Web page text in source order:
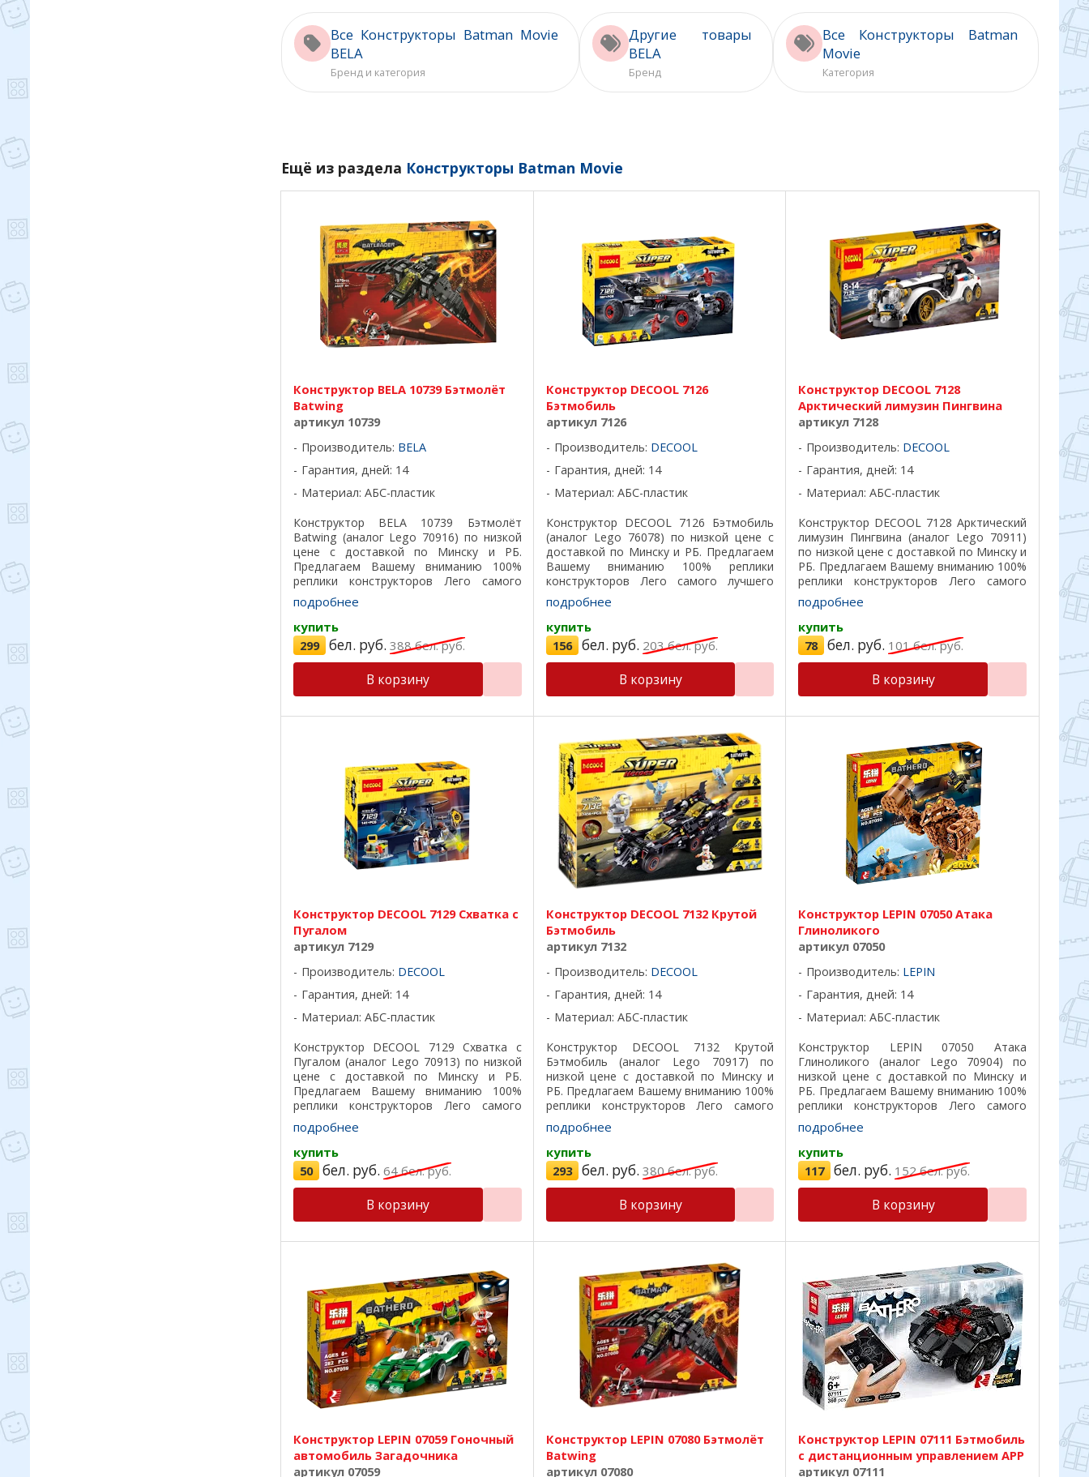
Все Конструкторы Batman Movie
BELA
Бренд и категория
Другие товары
BELA
Бренд
Все Конструкторы Batman
Movie
Категория
Ещё из раздела Конструкторы Batman Movie
Конструктор BELA 10739 Бэтмолёт
Batwing
артикул 10739
Производитель: BELA
Гарантия, дней: 14
Материал: АБС-пластик
Конструктор BELA 10739 Бэтмолёт
Batwing (аналог Lego 70916) по низкой
цене с доставкой по Минску и РБ.
Предлагаем Вашему вниманию 100%
реплики конструкторов Лего самого
лучшего качества, все детали подходят
на 100%, отличный пластик, красивая ...
подробнее
купить
299 бел. руб. 388бел. руб.
В корзину
Конструктор DECOOL 7126
Бэтмобиль
артикул 7126
Производитель: DECOOL
Гарантия, дней: 14
Материал: АБС-пластик
Конструктор DECOOL 7126 Бэтмобиль
(аналог Lego 76078) по низкой цене с
доставкой по Минску и РБ. Предлагаем
Вашему вниманию 100% реплики
конструкторов Лего самого лучшего
качества, все детали подходят на 100%,
отличный пластик, красивая
подарочная ...
подробнее
купить
156 бел. руб. 203бел. руб.
В корзину
Конструктор DECOOL 7128
Арктический лимузин Пингвина
артикул 7128
Производитель: DECOOL
Гарантия, дней: 14
Материал: АБС-пластик
Конструктор DECOOL 7128 Арктический
лимузин Пингвина (аналог Lego 70911)
по низкой цене с доставкой по Минску и
РБ. Предлагаем Вашему вниманию 100%
реплики конструкторов Лего самого
лучшего качества, все детали подходят
на 100%, отличный пластик, ...
подробнее
купить
78 бел. руб. 101бел. руб.
В корзину
Конструктор DECOOL 7129 Схватка с
Пугалом
артикул 7129
Производитель: DECOOL
Гарантия, дней: 14
Материал: АБС-пластик
Конструктор DECOOL 7129 Схватка с
Пугалом (аналог Lego 70913) по низкой
цене с доставкой по Минску и РБ.
Предлагаем Вашему вниманию 100%
реплики конструкторов Лего самого
лучшего качества, все детали подходят
на 100%, отличный пластик, красивая ...
подробнее
купить
50 бел. руб. 64бел. руб.
В корзину
Конструктор DECOOL 7132 Крутой
Бэтмобиль
артикул 7132
Производитель: DECOOL
Гарантия, дней: 14
Материал: АБС-пластик
Конструктор DECOOL 7132 Крутой
Бэтмобиль (аналог Lego 70917) по
низкой цене с доставкой по Минску и
РБ. Предлагаем Вашему вниманию 100%
реплики конструкторов Лего самого
лучшего качества, все детали подходят
на 100%, отличный пластик, красивая ...
подробнее
купить
293 бел. руб. 380бел. руб.
В корзину
Конструктор LEPIN 07050 Атака
Глиноликого
артикул 07050
Производитель: LEPIN
Гарантия, дней: 14
Материал: АБС-пластик
Конструктор LEPIN 07050 Атака
Глиноликого (аналог Lego 70904) по
низкой цене с доставкой по Минску и
РБ. Предлагаем Вашему вниманию 100%
реплики конструкторов Лего самого
лучшего качества, все детали подходят
на 100%, отличный пластик, красивая ...
подробнее
купить
117 бел. руб. 152бел. руб.
В корзину
Конструктор LEPIN 07059 Гоночный
автомобиль Загадочника
артикул 07059
Конструктор LEPIN 07080 Бэтмолёт
Batwing
артикул 07080
Конструктор LEPIN 07111 Бэтмобиль
с дистанционным управлением APP
артикул 07111